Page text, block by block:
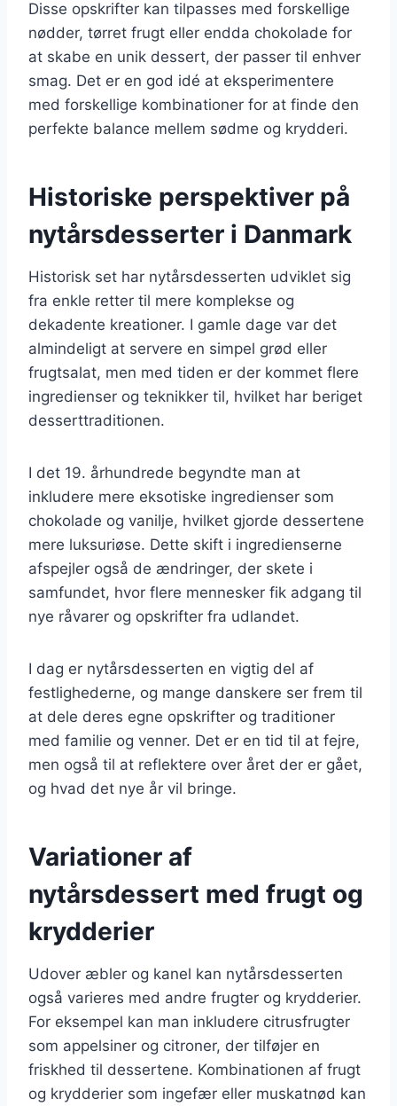
Disse opskrifter kan tilpasses med forskellige
nødder, tørret frugt eller endda chokolade for
at skabe en unik dessert, der passer til enhver
smag. Det er en god idé at eksperimentere
med forskellige kombinationer for at finde den
perfekte balance mellem sødme og krydderi.
Historiske perspektiver på
nytårsdesserter i Danmark
Historisk set har nytårsdesserten udviklet sig
fra enkle retter til mere komplekse og
dekadente kreationer. I gamle dage var det
almindeligt at servere en simpel grød eller
frugtsalat, men med tiden er der kommet flere
ingredienser og teknikker til, hvilket har beriget
desserttraditionen.
I det 19. århundrede begyndte man at
inkludere mere eksotiske ingredienser som
chokolade og vanilje, hvilket gjorde dessertene
mere luksuriøse. Dette skift i ingredienserne
afspejler også de ændringer, der skete i
samfundet, hvor flere mennesker fik adgang til
nye råvarer og opskrifter fra udlandet.
I dag er nytårsdesserten en vigtig del af
festlighederne, og mange danskere ser frem til
at dele deres egne opskrifter og traditioner
med familie og venner. Det er en tid til at fejre,
men også til at reflektere over året der er gået,
og hvad det nye år vil bringe.
Variationer af
nytårsdessert med frugt og
krydderier
Udover æbler og kanel kan nytårsdesserten
også varieres med andre frugter og krydderier.
For eksempel kan man inkludere citrusfrugter
som appelsiner og citroner, der tilføjer en
friskhed til dessertene. Kombinationen af frugt
og krydderier som ingefær eller muskatnød kan